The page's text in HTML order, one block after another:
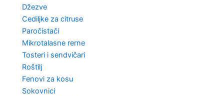
Džezve
Cediljke za citruse
Paročistači
Mikrotalasne rerne
Tosteri i sendvičari
Roštilj
Fenovi za kosu
Sokovnici